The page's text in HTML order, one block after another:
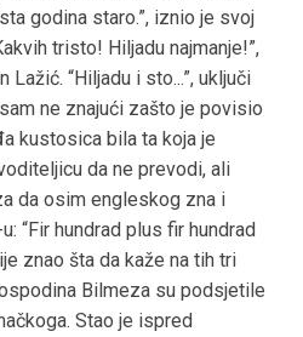
godina staro.”, iznio je svoj
tristo! Hiljadu najmanje!”,
“Hiljadu i sto...”, uključi
ne znajući zašto je povisio
kustosica bila ta koja je
da ne prevodi, ali
da osim engleskog zna i
“Fir hundrad plus fir hundrad
znao šta da kaže na tih tri
Bilmeza su podsjetile
Stao je ispred